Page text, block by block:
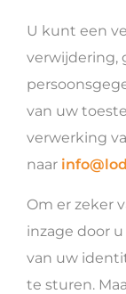
U kunt een
verwijdering,
van uw
verwerking
naar
Om er zeker
inzage door
van uw
te sturen.